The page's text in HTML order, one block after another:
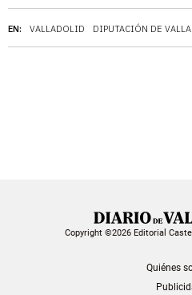
EN: VALLADOLID DIPUTACIÓN DE
Copyright ©2026 Editorial
Quiénes